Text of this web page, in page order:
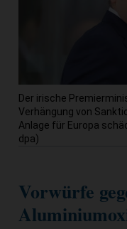
Der irische
Verhängung von
Anlage für Europa
dpa)
Vorwürfe